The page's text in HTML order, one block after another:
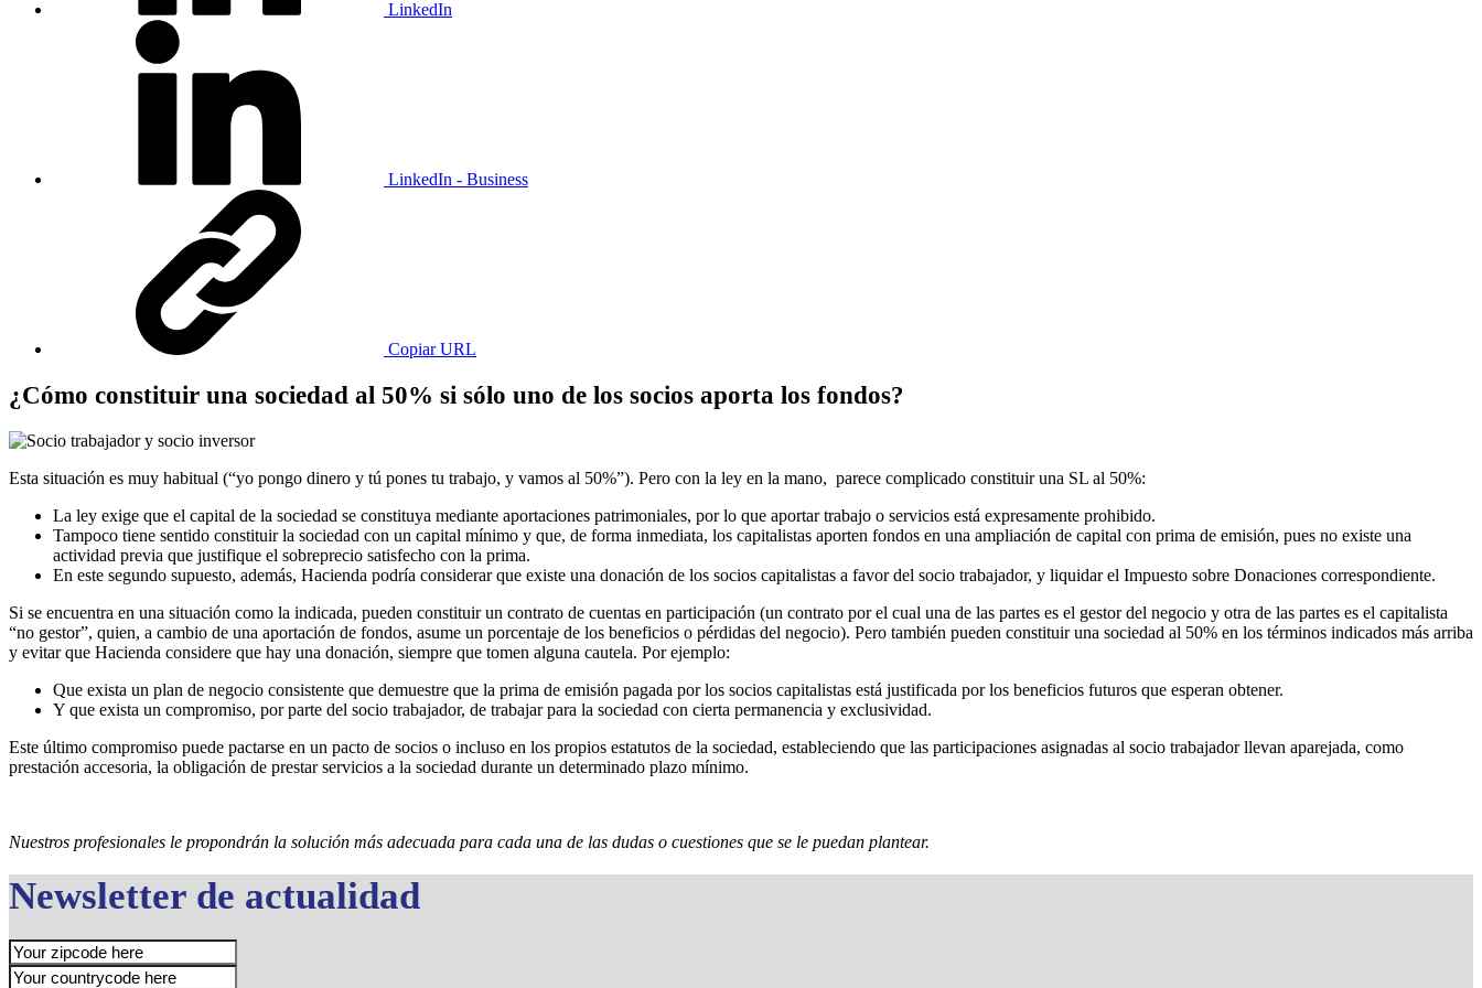
LinkedIn
LinkedIn - Business
Copiar URL
¿Cómo constituir una sociedad al 50% si sólo uno de los socios aporta los fondos?
Esta situación es muy habitual (“yo pongo dinero y tú pones tu trabajo, y vamos al 50%”). Pero con la ley en la mano, parece complicado constituir una SL al 50%:
La ley exige que el capital de la sociedad se constituya mediante aportaciones patrimoniales, por lo que aportar trabajo o servicios está expresamente prohibido.
Tampoco tiene sentido constituir la sociedad con un capital mínimo y que, de forma inmediata, los capitalistas aporten fondos en una ampliación de capital con prima de emisión, pues no existe una
actividad previa que justifique el sobreprecio satisfecho con la prima.
En este segundo supuesto, además, Hacienda podría considerar que existe una donación de los socios capitalistas a favor del socio trabajador, y liquidar el Impuesto sobre Donaciones correspondiente.
Si se encuentra en una situación como la indicada, pueden constituir un contrato de cuentas en participación (un contrato por el cual una de las partes es el gestor del negocio y otra de las partes es el capitalista
“no gestor”, quien, a cambio de una aportación de fondos, asume un porcentaje de los beneficios o pérdidas del negocio). Pero también pueden constituir una sociedad al 50% en los términos indicados más arriba
y evitar que Hacienda considere que hay una donación, siempre que tomen alguna cautela. Por ejemplo:
Que exista un plan de negocio consistente que demuestre que la prima de emisión pagada por los socios capitalistas está justificada por los beneficios futuros que esperan obtener.
Y que exista un compromiso, por parte del socio trabajador, de trabajar para la sociedad con cierta permanencia y exclusividad.
Este último compromiso puede pactarse en un pacto de socios o incluso en los propios estatutos de la sociedad, estableciendo que las participaciones asignadas al socio trabajador llevan aparejada, como
prestación accesoria, la obligación de prestar servicios a la sociedad durante un determinado plazo mínimo.
Nuestros profesionales le propondrán la solución más adecuada para cada una de las dudas o cuestiones que se le puedan plantear.
Newsletter de actualidad